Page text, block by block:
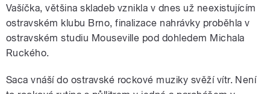
Vašíčka, většina skladeb vznikla v dnes už neexistujícím
ostravském klubu Brno, finalizace nahrávky proběhla v
ostravském studiu Mouseville pod dohledem Michala
Ruckého.
Saca vnáší do ostravské rockové muziky svěží vítr. Není